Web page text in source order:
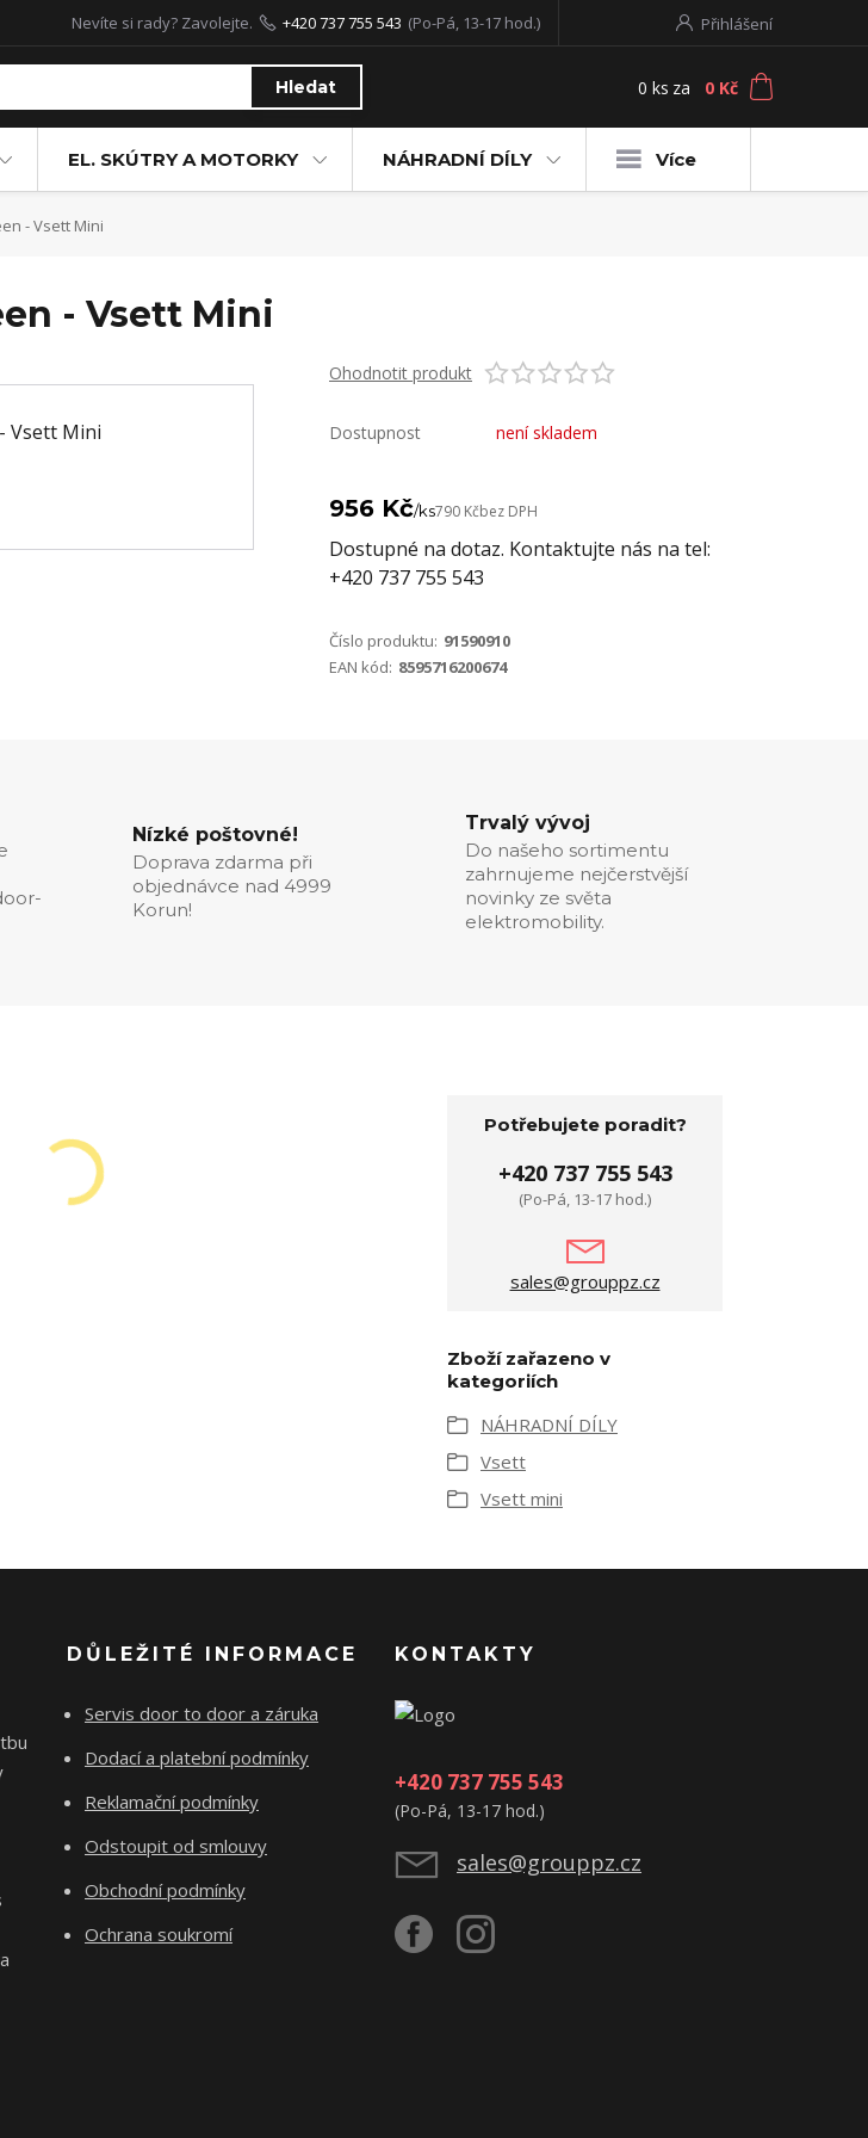
Přihlášení
Hledat
Nevíte si rady? Zavolejte. +420 737 755 543 (Po-Pá, 13-17 hod.)
0 ks za 0 Kč
EL. SKÚTRY A MOTORKY NÁHRADNÍ DÍLY Více
- Vsett Mini
- Vsett Mini
Ohodnotit produkt
Dostupnost není skladem
956 Kč/ks790 Kčbez DPH
Dostupné na dotaz. Kontaktujte nás na tel:
+420 737 755 543
Číslo produktu: 91590910
EAN kód: 8595716200674
Nízké poštovné!
Doprava zdarma při
objednávce nad 4999
Korun!
Trvalý vývoj
Do našeho sortimentu
zahrnujeme nejčerstvější
novinky ze světa
elektromobility.
Potřebujete poradit?
+420 737 755 543
(Po-Pá, 13-17 hod.)
sales@grouppz.cz
Zboží zařazeno v
kategoriích
NÁHRADNÍ DÍLY
Vsett
Vsett mini
DŮLEŽITÉ INFORMACE
Servis door to door a záruka
Dodací a platební podmínky
Reklamační podmínky
Odstoupit od smlouvy
Obchodní podmínky
Ochrana soukromí
KONTAKTY
+420 737 755 543
(Po-Pá, 13-17 hod.)
sales@grouppz.cz